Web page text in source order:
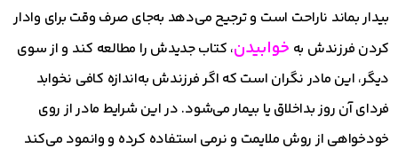
بیدار بماند ناراحت است و ترجیح می‌دهد به‌جای صرف وقت برای وادار
کردن فرزندش به خوابیدن، کتاب جدیدش را مطالعه کند و از سوی
دیگر، این مادر نگران است که اگر فرزندش به‌اندازه کافی نخوابد
فردای آن روز بداخلاق یا بیمار می‌شود. در این شرایط مادر از روی
خودخواهی از روش ملایمت و نرمی استفاده کرده و وانمود می‌کند